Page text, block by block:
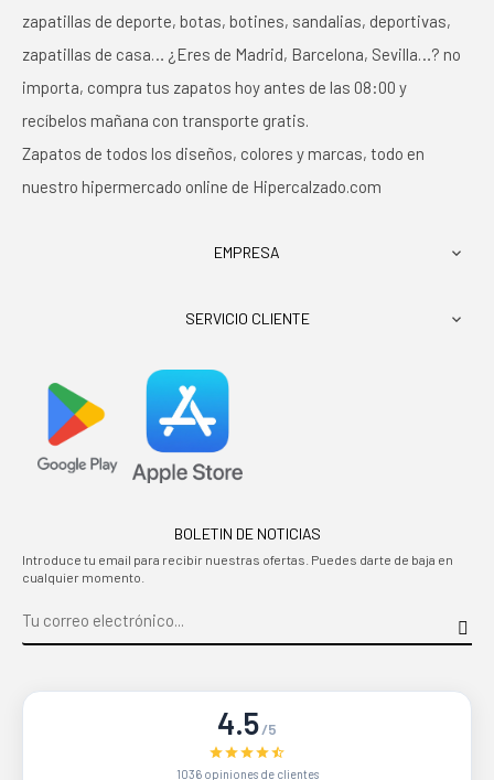
zapatillas de deporte, botas, botines, sandalias, deportivas,
zapatillas de casa… ¿Eres de Madrid, Barcelona, Sevilla…? no
importa, compra tus zapatos hoy antes de las 08:00 y
recíbelos mañana con transporte gratis.
Zapatos de todos los diseños, colores y marcas, todo en
nuestro hipermercado online de Hipercalzado.com
EMPRESA 
SERVICIO CLIENTE 
BOLETIN DE NOTICIAS
Introduce tu email para recibir nuestras ofertas. Puedes darte de baja en
cualquier momento.
4.5/5
1036 opiniones de clientes